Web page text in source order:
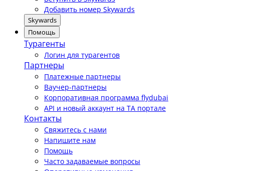
Добавить номер Skywards
Skywards
Помощь
Турагенты
Логин для турагентов
Партнеры
Платежные партнеры
Ваучер-партнеры
Корпоративная программа flydubai
API и новый аккаунт на TA портале
Контакты
Свяжитесь с нами
Напишите нам
Помощь
Часто задаваемые вопросы